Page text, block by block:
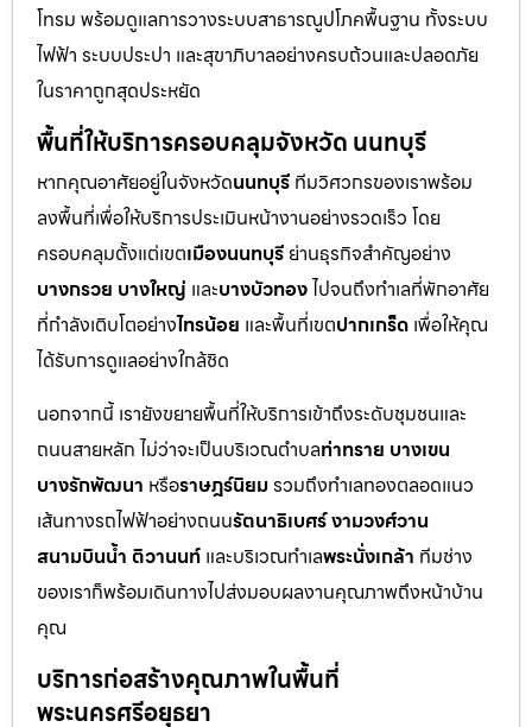
โทรม พร้อมดูแลการวางระบบสาธารณูปโภคพื้นฐาน ทั้งระบบ
ไฟฟ้า ระบบประปา และสุขาภิบาลอย่างครบถ้วนและปลอดภัย
ในราคาถูกสุดประหยัด
พื้นที่ให้บริการครอบคลุมจังหวัด นนทบุรี
หากคุณอาศัยอยู่ในจังหวัดนนทบุรี ทีมวิศวกรของเราพร้อม
ลงพื้นที่เพื่อให้บริการประเมินหน้างานอย่างรวดเร็ว โดย
ครอบคลุมตั้งแต่เขตเมืองนนทบุรี ย่านธุรกิจสำคัญอย่าง
บางกรวย บางใหญ่ และบางบัวทองไปจนถึงทำเลที่พักอาศัย
ที่กำลังเติบโตอย่างไทรน้อย และพื้นที่เขตปากเกร็ด เพื่อให้คุณ
ได้รับการดูแลอย่างใกล้ชิด
นอกจากนี้ เรายังขยายพื้นที่ให้บริการเข้าถึงระดับชุมชนและ
ถนนสายหลัก ไม่ว่าจะเป็นบริเวณตำบลท่าทราย บางเขน
บางรักพัฒนา หรือราษฎร์นิยมรวมถึงทำเลทองตลอดแนว
เส้นทางรถไฟฟ้าอย่างถนนรัตนาธิเบศร์ งามวงศ์วาน
สนามบินน้ำ ติวานนท์ และบริเวณทำเลพระนั่งเกล้า ทีมช่าง
ของเราก็พร้อมเดินทางไปส่งมอบผลงานคุณภาพถึงหน้าบ้าน
คุณ
บริการก่อสร้างคุณภาพในพื้นที่
พระนครศรีอยุธยา